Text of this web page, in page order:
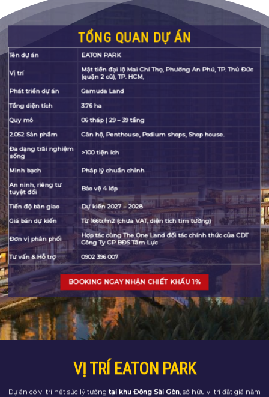
TỔNG QUAN DỰ ÁN
Tên dự án EATON PARK
Vị trí
Mặt tiền đại lộ Mai Chí Thọ, Phường An Phú, TP. Thủ Đức
(quận 2 cũ), TP. HCM,
Phát triển dự án
Gamuda Land
Tổng diện tích
3.76 ha
Quy mô
06 tháp | 29 – 39 tầng
2.052 Sản phẩm
Căn hộ, Penthouse, Podium shops, Shop house.
Đa dạng trãi nghiệm
sống
>100 tiện ích
Minh bạch
Pháp lý chuẩn chỉnh
An ninh, riêng tư
tuyệt đối
Bảo vệ 4 lớp
Tiến độ bàn giao
Dự kiến 2027 – 2028
Giá bán dự kiến
Từ 166tr/m2 (chưa VAT, diện tích tim tường)
Đơn vị phân phối
Hợp tác cùng The One Land đối tác chính thức của CDT
Công Ty CP BĐS Tâm Lực
Tư vấn & Hỗ trợ
0902 396 007
BOOKING NGAY NHẬN CHIẾT KHẤU 1%
VỊ TRÍ EATON PARK
Dự án có vị trí hết sức lý tưởng tại khu Đông Sài Gòn, sở hữu vị trí đắt giá nằm